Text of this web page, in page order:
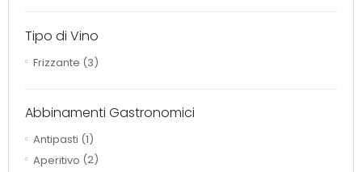
Tipo di Vino
Frizzante (3)
Abbinamenti Gastronomici
Antipasti (1)
Aperitivo (2)